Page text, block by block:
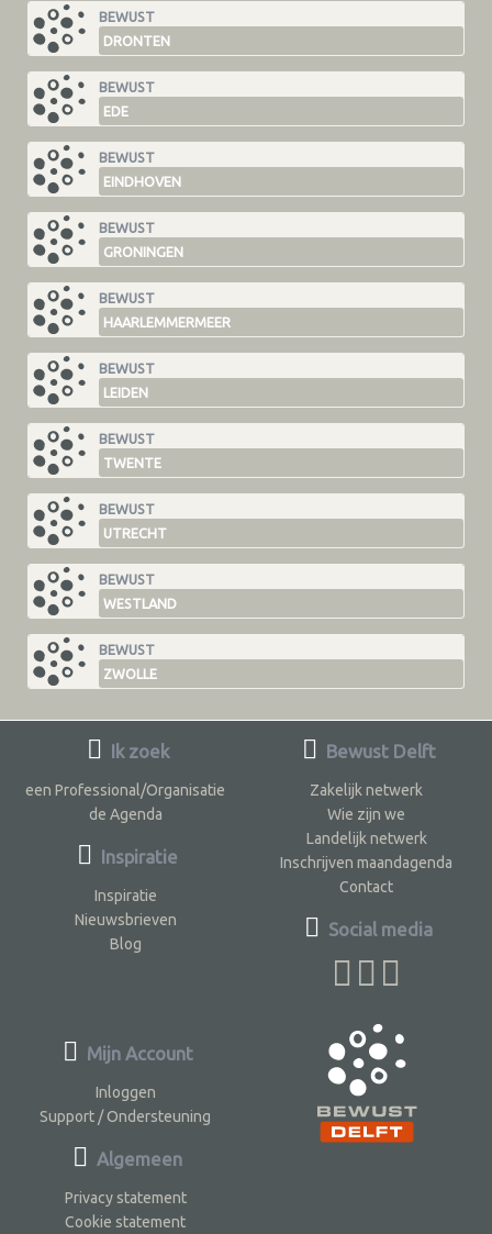
BEWUST
DRONTEN
BEWUST
EDE
BEWUST
EINDHOVEN
BEWUST
GRONINGEN
BEWUST
HAARLEMMERMEER
BEWUST
LEIDEN
BEWUST
TWENTE
BEWUST
UTRECHT
BEWUST
WESTLAND
BEWUST
ZWOLLE
Ik zoek
een Professional/Organisatie
de Agenda
Inspiratie
Inspiratie
Nieuwsbrieven
Blog
Bewust Delft
Zakelijk netwerk
Wie zijn we
Landelijk netwerk
Inschrijven maandagenda
Contact
Social media
Mijn Account
Inloggen
Support / Ondersteuning
Algemeen
Privacy statement
Cookie statement